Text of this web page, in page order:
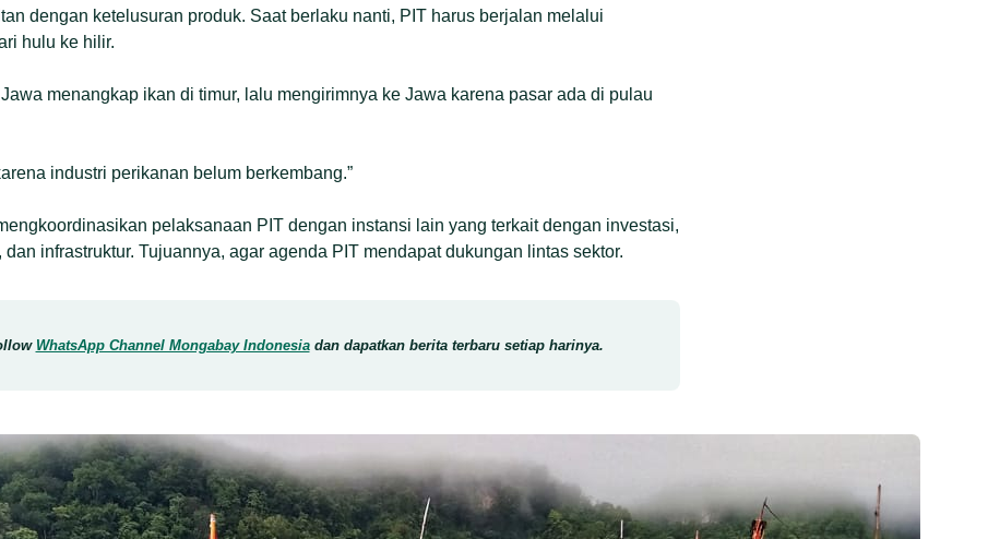
dengan ketelusuran produk. Saat berlaku nanti, PIT harus berjalan melalui
hulu ke hilir.
menangkap ikan di timur, lalu mengirimnya ke Jawa karena pasar ada di pulau
industri perikanan belum berkembang.”
pelaksanaan PIT dengan instansi lain yang terkait dengan investasi,
infrastruktur. Tujuannya, agar agenda PIT mendapat dukungan lintas sektor.
WhatsApp Channel Mongabay Indonesiadan dapatkan berita terbaru setiap harinya.